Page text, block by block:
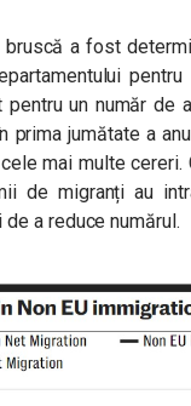
bruscă a fost
pentru un număr de
prima jumătate a
mai multe
de migranți au
de a reduce numărul.